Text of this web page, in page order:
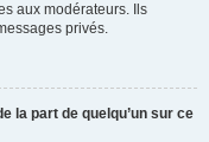
aux modérateurs. Ils
privés.
la part de quelqu’un sur ce